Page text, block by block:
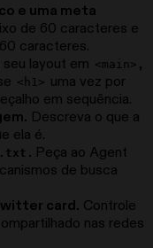
e uma meta
de 60 caracteres e
caracteres.
seu layout em <main> ,
<h1> uma vez por
em sequência.
Descreva o que a
ela é.
. Peça ao Agent
de busca
card. Controle
nas redes